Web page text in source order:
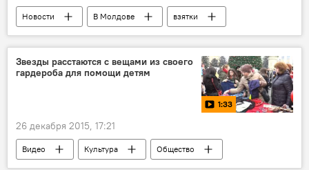
Новости В Молдове
взятки
коррупция
вымогательство
Звезды расстаются с вещами из своего
гардероба для помощи детям
1:33
26 декабря 2015, 17:21
Видео Культура
Общество